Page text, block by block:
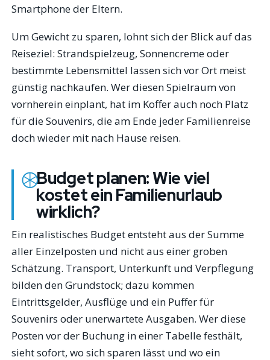
Smartphone der Eltern.
Um Gewicht zu sparen, lohnt sich der Blick auf das
Reiseziel: Strandspielzeug, Sonnencreme oder
bestimmte Lebensmittel lassen sich vor Ort meist
günstig nachkaufen. Wer diesen Spielraum von
vornherein einplant, hat im Koffer auch noch Platz
für die Souvenirs, die am Ende jeder Familienreise
doch wieder mit nach Hause reisen.
Budget planen: Wie viel
kostet ein Familienurlaub
wirklich?
Ein realistisches Budget entsteht aus der Summe
aller Einzelposten und nicht aus einer groben
Schätzung. Transport, Unterkunft und Verpflegung
bilden den Grundstock; dazu kommen
Eintrittsgelder, Ausflüge und ein Puffer für
Souvenirs oder unerwartete Ausgaben. Wer diese
Posten vor der Buchung in einer Tabelle festhält,
sieht sofort, wo sich sparen lässt und wo ein